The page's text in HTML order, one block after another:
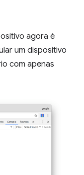
agora é
um dispositivo
com apenas